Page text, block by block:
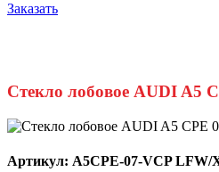
Заказать
Стекло лобовое AUDI A5
Артикул: A5CPE-07-VCP LFW/